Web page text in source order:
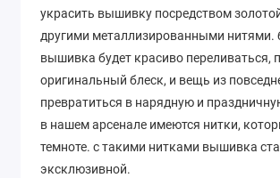
украсить вышивку посредством
другими металлизированными нитями.
вышивка будет красиво переливаться,
оригинальный блеск, и вещь из
превратиться в нарядную и
в нашем арсенале имеются нитки,
темноте. с такими нитками вышивка
эксклюзивной.